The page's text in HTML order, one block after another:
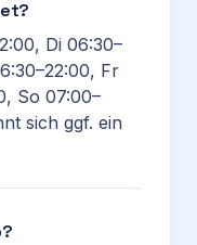
Di 06:30–
Fr
So 07:00–
sich ggf. ein